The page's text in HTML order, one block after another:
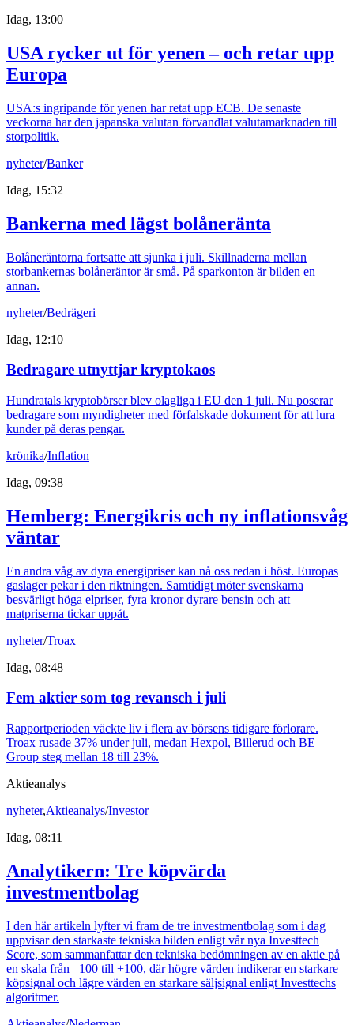
Idag, 13:00
USA rycker ut för yenen – och retar upp
Europa
USA:s ingripande för yenen har retat upp ECB. De senaste
veckorna har den japanska valutan förvandlat valutamarknaden till
storpolitik.
nyheter/Banker
Idag, 15:32
Bankerna med lägst bolåneränta
Bolåneräntorna fortsatte att sjunka i juli. Skillnaderna mellan
storbankernas bolåneräntor är små. På sparkonton är bilden en
annan.
nyheter/Bedrägeri
Idag, 12:10
Bedragare utnyttjar kryptokaos
Hundratals kryptobörser blev olagliga i EU den 1 juli. Nu poserar
bedragare som myndigheter med förfalskade dokument för att lura
kunder på deras pengar.
krönika/Inflation
Idag, 09:38
Hemberg: Energikris och ny inflationsvåg
väntar
En andra våg av dyra energipriser kan nå oss redan i höst. Europas
gaslager pekar i den riktningen. Samtidigt möter svenskarna
besvärligt höga elpriser, fyra kronor dyrare bensin och att
matpriserna tickar uppåt.
nyheter/Troax
Idag, 08:48
Fem aktier som tog revansch i juli
Rapportperioden väckte liv i flera av börsens tidigare förlorare.
Troax rusade 37% under juli, medan Hexpol, Billerud och BE
Group steg mellan 18 till 23%.
Aktieanalys
nyheter,Aktieanalys/Investor
Idag, 08:11
Analytikern: Tre köpvärda
investmentbolag
I den här artikeln lyfter vi fram de tre investmentbolag som i dag
uppvisar den starkaste tekniska bilden enligt vår nya Investtech
Score, som sammanfattar den tekniska bedömningen av en aktie på
en skala från –100 till +100, där högre värden indikerar en starkare
köpsignal och lägre värden en starkare säljsignal enligt Investtechs
algoritmer.